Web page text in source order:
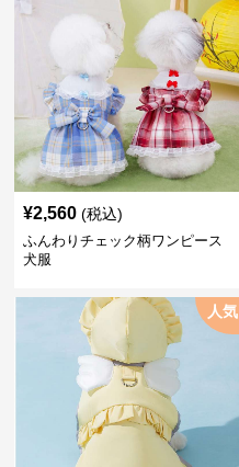
¥2,560 (税込)
ふんわりチェック柄ワンピース
犬服
人気